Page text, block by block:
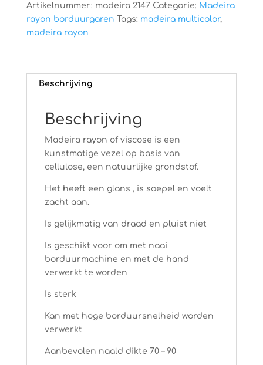
Artikelnummer: madeira 2147 Categorie: Madeira
rayon borduurgaren Tags: madeira multicolor,
madeira rayon
Beschrijving
Beschrijving
Madeira rayon of viscose is een
kunstmatige vezel op basis van
cellulose, een natuurlijke grondstof.
Het heeft een glans , is soepel en voelt
zacht aan.
Is gelijkmatig van draad en pluist niet
Is geschikt voor om met naai
borduurmachine en met de hand
verwerkt te worden
Is sterk
Kan met hoge borduursnelheid worden
verwerkt
Aanbevolen naald dikte 70 – 90